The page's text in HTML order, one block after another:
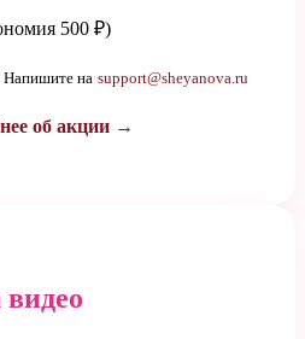
500 ₽)
Напишите на support@sheyanova.ru
об акции →